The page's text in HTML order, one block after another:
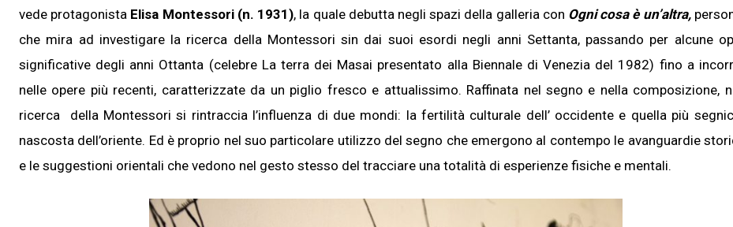
vede protagonista Elisa Montessori (n. 1931), la quale debutta negli spazi della galleria con Ogni cosa è un’altra,
che mira ad investigare la ricerca della Montessori sin dai suoi esordi negli anni Settanta, passando per alcune
significative degli anni Ottanta (celebre La terra dei Masai presentato alla Biennale di Venezia del 1982) fino a
nelle opere più recenti, caratterizzate da un piglio fresco e attualissimo. Raffinata nel segno e nella composizione,
ricerca della Montessori si rintraccia l’influenza di due mondi: la fertilità culturale dell’ occidente e quella più
nascosta dell’oriente. Ed è proprio nel suo particolare utilizzo del segno che emergono al contempo le avanguardie
e le suggestioni orientali che vedono nel gesto stesso del tracciare una totalità di esperienze fisiche e mentali.